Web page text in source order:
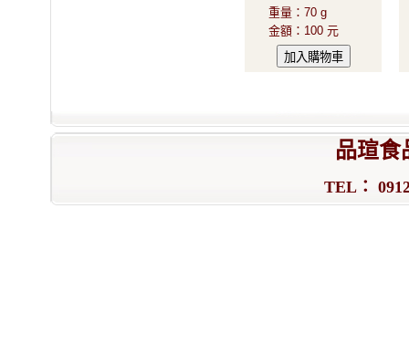
重量： 70 g
金額： 100 元
品瑄
TEL：